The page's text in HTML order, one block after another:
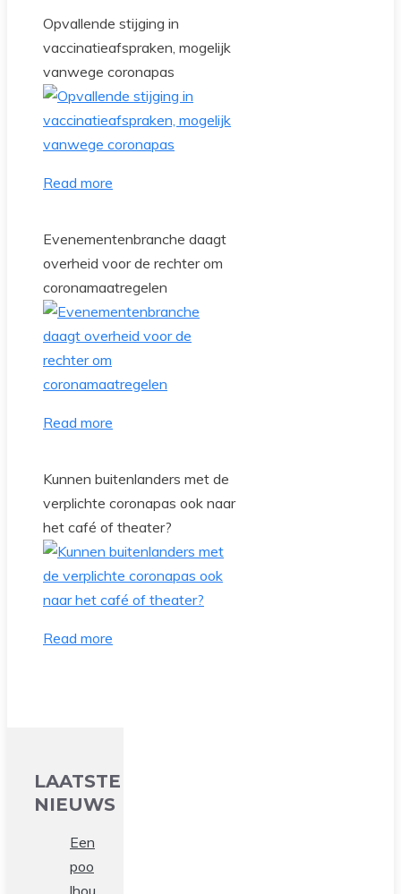
Opvallende stijging in
vaccinatieafspraken, mogelijk
vanwege coronapas
Read more
Evenementenbranche daagt
overheid voor de rechter om
coronamaatregelen
Read more
Kunnen buitenlanders met de
verplichte coronapas ook naar
het café of theater?
Read more
LAATSTE
NIEUWS
Een
poo